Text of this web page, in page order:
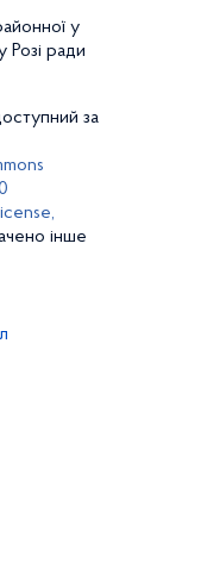
у
Розі ради
за
інше